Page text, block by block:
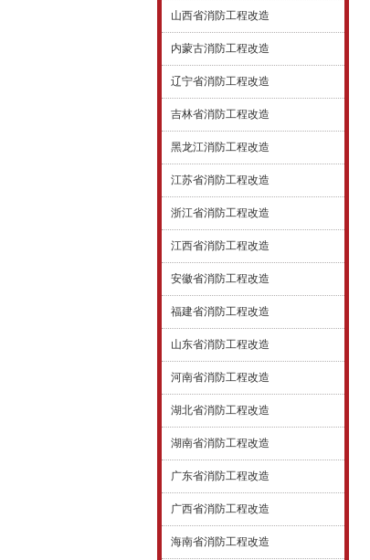
山西省消防工程改造
内蒙古消防工程改造
辽宁省消防工程改造
吉林省消防工程改造
黑龙江消防工程改造
江苏省消防工程改造
浙江省消防工程改造
江西省消防工程改造
安徽省消防工程改造
福建省消防工程改造
山东省消防工程改造
河南省消防工程改造
湖北省消防工程改造
湖南省消防工程改造
广东省消防工程改造
广西省消防工程改造
海南省消防工程改造